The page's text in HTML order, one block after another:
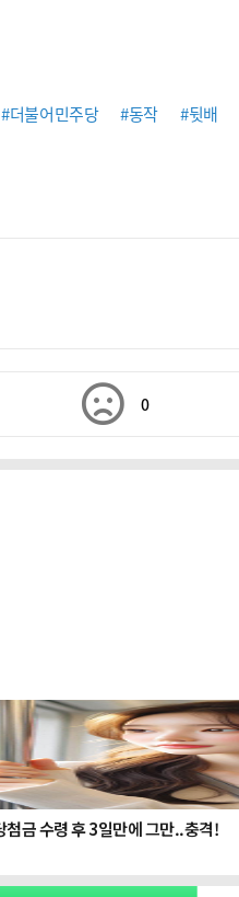
#더불어민주당 #동작 #뒷배
0